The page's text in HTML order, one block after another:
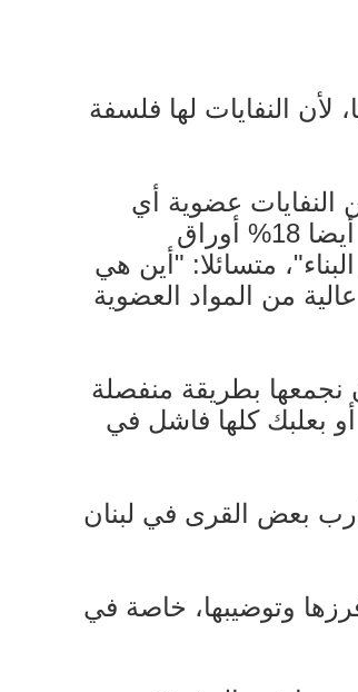
لأن النفايات لها فلسفة
من أسهل أنواع النفايات التي يمكن التعاطي معها، مثلا وجود 63% من النفايات عضوية أي
تحتوي على كميات عالية من المياه، واصفا استخراج الطاقة جراء حرق النفايات بأنها أكاذيب، وفيها أيضا 18% أوراق
و5% نفايات ناتجة عن ورش البناء"، متسائلا: "أين هي
من المواد العضوية
نجمعها بطريقة منفصلة
أو بعلبك كلها فاشل في
بعض القرى في لبنان
وتوضيبها، خاصة في